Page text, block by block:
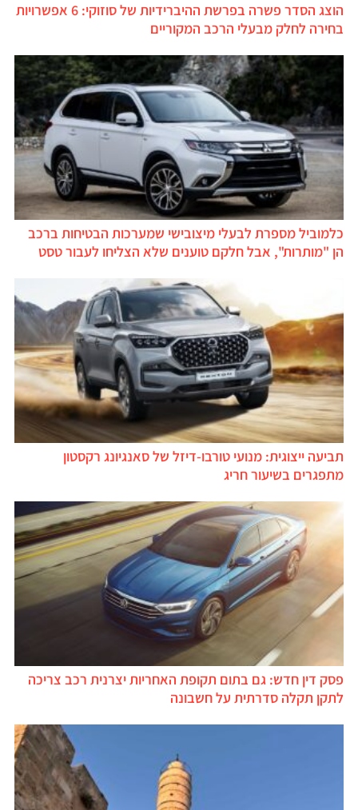
הוצג הסדר פשרה בפרשת ההיברידיות של סוזוקי: 6 אפשרויות
בחירה לחלק מבעלי הרכב המקוריים
כלמוביל מספרת לבעלי מיצובישי שמערכות הבטיחות ברכב
הן "מותרות", אבל חלקם טוענים שלא הצליחו לעבור טסט
תביעה ייצוגית: מנועי טורבו-דיזל של סאנגיונג רקסטון
מתפגרים בשיעור חריג
פסק דין חדש: גם בתום תקופת האחריות יצרנית רכב צריכה
לתקן תקלה סדרתית על חשבונה